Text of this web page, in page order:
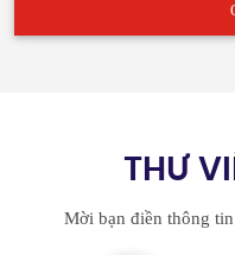
THƯ
Mời bạn điền thông